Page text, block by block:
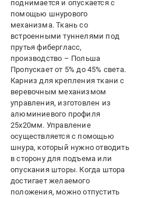
поднимается и опускается с
помощью шнурового
механизма. Ткань со
встроенными туннелями под
прутья фибергласс,
производство – Польша
Пропускает от 5% до 45% света.
Карниз для крепления ткани с
веревочным механизмом
управления, изготовлен из
алюминиевого профиля
25х20мм. Управление
осуществляется с помощью
шнура, который нужно отводить
в сторону для подъема или
опускания шторы. Когда штора
достигает желаемого
положения, можно отпустить